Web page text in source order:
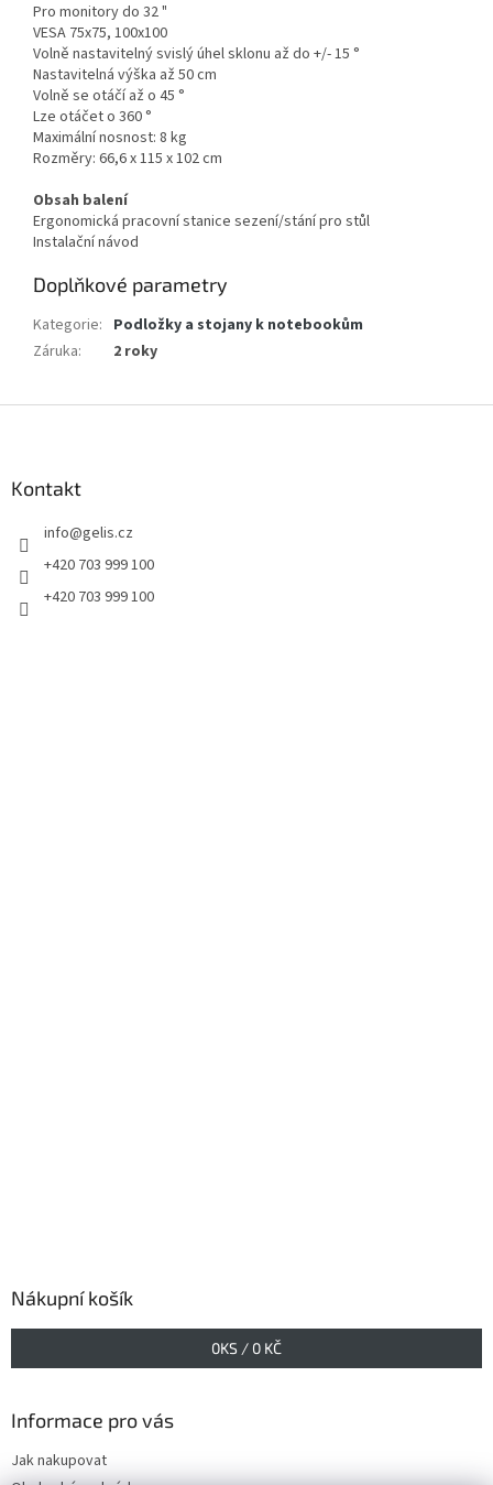
Pro monitory do 32 "
VESA 75x75, 100x100
Volně nastavitelný svislý úhel sklonu až do +/- 15 °
Nastavitelná výška až 50 cm
Volně se otáčí až o 45 °
Lze otáčet o 360 °
Maximální nosnost: 8 kg
Rozměry: 66,6 x 115 x 102 cm
Obsah balení
Ergonomická pracovní stanice sezení/stání pro stůl
Instalační návod
Doplňkové parametry
Kategorie: Podložky a stojany k notebookům
Záruka: 2 roky
Kontakt
info@gelis.cz
+420 703 999 100
+420 703 999 100
Nákupní košík
0KS / 0 KČ
Informace pro vás
Jak nakupovat